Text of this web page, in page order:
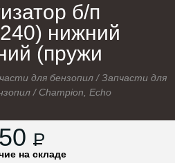
б/п
нижний
(пружи
для бензопил /Запчасти для
/ Champion, Echo
50 P
на складе